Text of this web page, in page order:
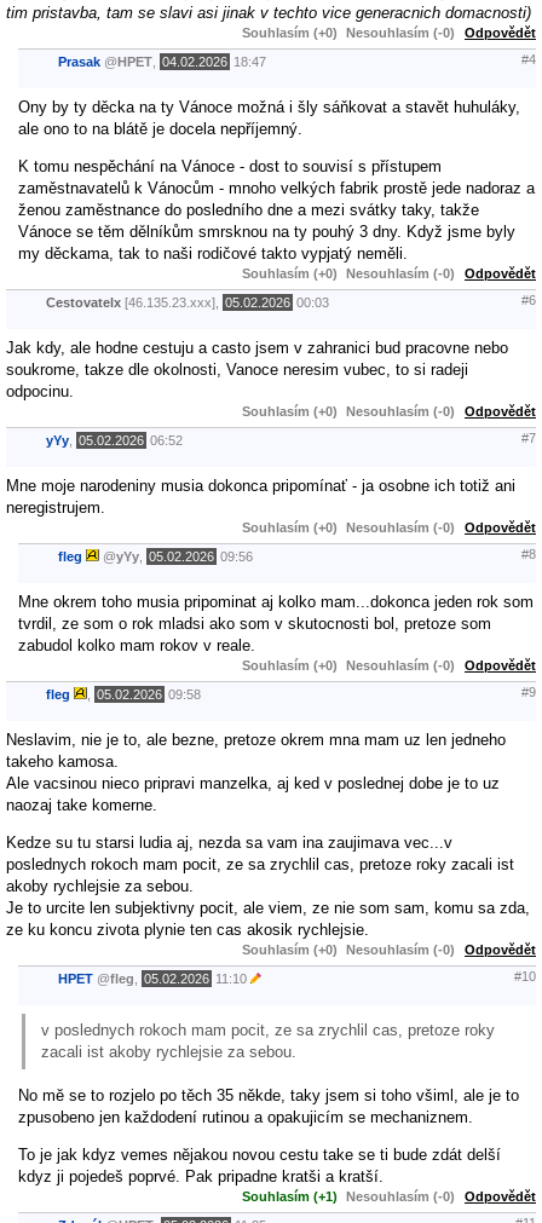
tim pristavba, tam se slavi asi jinak v techto vice generacnich domacnosti)
Souhlasím (+0) Nesouhlasím (-0) Odpovědět
Prasak @HPET 04.02.2026 18:47 #4
Ony by ty děcka na ty Vánoce možná i šly sáňkovat a stavět huhuláky,
ale ono to na blátě je docela nepříjemný.
K tomu nespěchání na Vánoce - dost to souvisí s přístupem
zaměstnavatelů k Vánocům - mnoho velkých fabrik prostě jede nadoraz a
ženou zaměstnance do posledního dne a mezi svátky taky, takže
Vánoce se těm dělníkům smrsknou na ty pouhý 3 dny. Když jsme byly
my děckama, tak to naši rodičové takto vypjatý neměli.
Souhlasím (+0) Nesouhlasím (-0) Odpovědět
Cestovatelx [46.135.23.xxx], 05.02.2026 00:03 #6
Jak kdy, ale hodne cestuju a casto jsem v zahranici bud pracovne nebo
soukrome, takze dle okolnosti, Vanoce neresim vubec, to si radeji
odpocinu.
Souhlasím (+0) Nesouhlasím (-0) Odpovědět
yYy 05.02.2026 06:52 #7
Mne moje narodeniny musia dokonca pripomínať - ja osobne ich totiž ani
neregistrujem.
Souhlasím (+0) Nesouhlasím (-0) Odpovědět
fleg @yYy 05.02.2026 09:56 #8
Mne okrem toho musia pripominat aj kolko mam...dokonca jeden rok som
tvrdil, ze som o rok mladsi ako som v skutocnosti bol, pretoze som
zabudol kolko mam rokov v reale.
Souhlasím (+0) Nesouhlasím (-0) Odpovědět
fleg 05.02.2026 09:58 #9
Neslavim, nie je to, ale bezne, pretoze okrem mna mam uz len jedneho
takeho kamosa.
Ale vacsinou nieco pripravi manzelka, aj ked v poslednej dobe je to uz
naozaj take komerne.
Kedze su tu starsi ludia aj, nezda sa vam ina zaujimava vec...v
poslednych rokoch mam pocit, ze sa zrychlil cas, pretoze roky zacali ist
akoby rychlejsie za sebou.
Je to urcite len subjektivny pocit, ale viem, ze nie som sam, komu sa zda,
ze ku koncu zivota plynie ten cas akosik rychlejsie.
Souhlasím (+0) Nesouhlasím (-0) Odpovědět
HPET @fleg 05.02.2026 11:10 #10
v poslednych rokoch mam pocit, ze sa zrychlil cas, pretoze roky
zacali ist akoby rychlejsie za sebou.
No mĕ se to rozjelo po těch 35 někde, taky jsem si toho všiml, ale je to
zpusobeno jen každodení rutinou a opakujicím se mechaniznem.
To je jak kdyz vemes nĕjakou novou cestu take se ti bude zdát delší
kdyz ji pojedeš poprvé. Pak pripadne kratši a kratší.
Souhlasím (+1) Nesouhlasím (-0) Odpovědět